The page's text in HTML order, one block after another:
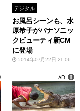
デジタル
お風呂シーンも、水
原希子がパナソニッ
クビューティ新CM
に登場
2014年07月22日 21:06
AD